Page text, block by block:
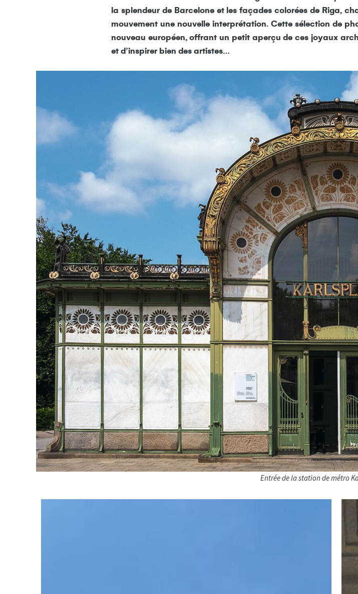
la splendeur de Barcelone et les façades colorées de Riga,
mouvement une nouvelle interprétation. Cette sélection de
nouveau européen, offrant un petit aperçu de ces joyaux
et d’inspirer bien des artistes…
Entrée de la station de métro